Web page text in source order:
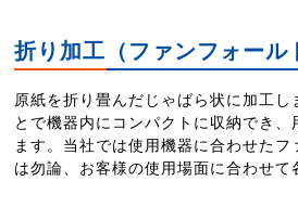
折り加工（ファンフォール
原紙を折り畳んだじゃばら状に加工し
とで機器内にコンパクトに収納でき、
ます。当社では使用機器に合わせた
は勿論、お客様の使用場面に合わせて